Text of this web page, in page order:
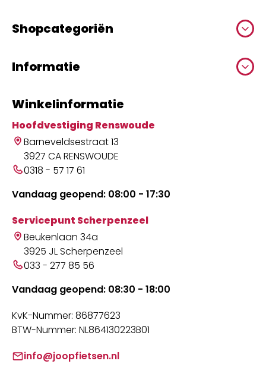
Shopcategoriën
Informatie
Winkelinformatie
Hoofdvestiging Renswoude
Barneveldsestraat 13
3927 CA RENSWOUDE
0318 - 57 17 61
Vandaag geopend: 08:00 - 17:30
Servicepunt Scherpenzeel
Beukenlaan 34a
3925 JL Scherpenzeel
033 - 277 85 56
Vandaag geopend: 08:30 - 18:00
KvK-Nummer: 86877623
BTW-Nummer: NL864130223B01
info@joopfietsen.nl